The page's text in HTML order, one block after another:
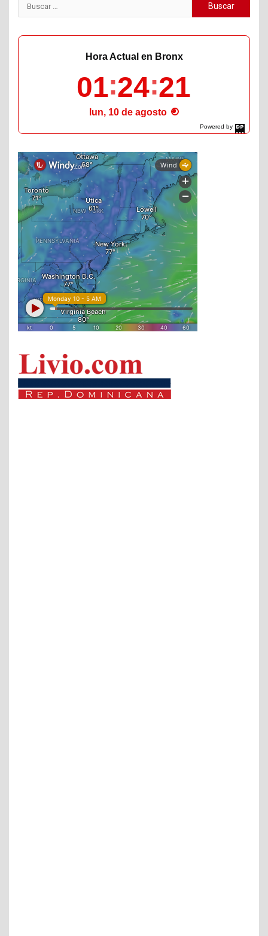
Buscar:
Powered by
DaysPedia.com
Hora Actual en Bronx
01 24 22
lun, 10 de agosto